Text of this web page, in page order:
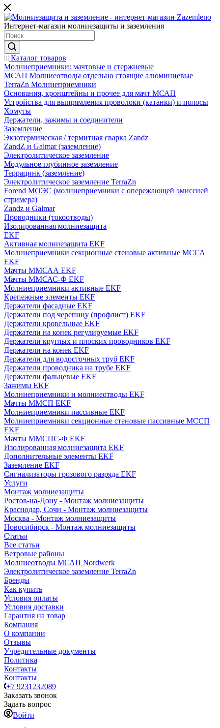
Интернет-магазин молниезащиты и заземления
Каталог товаров
Молниеприемники: мачтовые и стержневые
МСАП Молниеотводы отдельно стоящие алюминиевые
TerraZn Молниеприемники
Основания, кронштейны и прочее для мачт МСАП
Устройства для выпрямления проволоки (катанки) и полосы
Хомуты
Держатели, зажимы и соединители
Заземление
Экзотермическая / термитная сварка Zandz
ZandZ и Galmar (заземление)
Электролитическое заземление
Модульное глубинное заземление
Террацинк (заземление)
Электролитическое заземление TerraZn
Forend МОЭС (молниеприемники с опережающей эмиссией
стримера)
Zandz и Galmar
Проводники (токоотводы)
Изолированная молниезащита
EKF
Активная молниезащита EKF
Молниеприемники секционные стеновые активные МССА
EKF
Мачты ММСАА EKF
Мачты ММСАС-Ф EKF
Молниеприемники активные EKF
Крепежные элементы EKF
Держатели фасадные EKF
Держатели под черепицу (профлист) EKF
Держатели кровельные EKF
Держатели на конек регулируемые EKF
Держатели круглых и плоских проводников EKF
Держатели на конек EKF
Держатели для водосточных труб EKF
Держатели проводника на трубе EKF
Держатели фальцевые EKF
Зажимы EKF
Молниеприемники и молниеотводы EKF
Мачты ММСП EKF
Молниеприемники пассивные EKF
Молниеприемники секционные стеновые пассивные МССП
EKF
Мачты ММСПС-Ф EKF
Изолированная молниезащита EKF
Дополнительные элементы EKF
Заземление EKF
Сигнализаторы грозового разряда EKF
Услуги
Монтаж молниезащиты
Ростов-на-Дону - Монтаж молниезащиты
Краснодар, Сочи - Монтаж молниезащиты
Москва - Монтаж молниезащиты
Новосибирск - Монтаж молниезащиты
Статьи
Все статьи
Ветровые районы
Молниеотводы МСАП Nordwerk
Электролитическое заземление TerraZn
Бренды
Как купить
Условия оплаты
Условия доставки
Гарантия на товар
Компания
О компании
Отзывы
Учредительные документы
Политика
Контакты
Контакты
+7 9231232089
Заказать звонок
Задать вопрос
Войти